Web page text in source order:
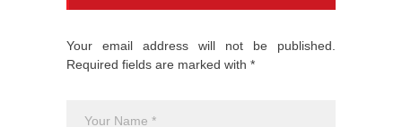
Your email address will not be published.
Required fields are marked with *